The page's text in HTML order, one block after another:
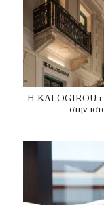
Η KALOGIROU
στην